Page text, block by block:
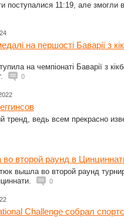
поступалися 11:19, але змогли
на першості Баварії з
на чемпіонаті Баварії з
0
тренд, ведь всем прекрасно
второй раунд в
вышла во второй раунд
0
Challenge собрал